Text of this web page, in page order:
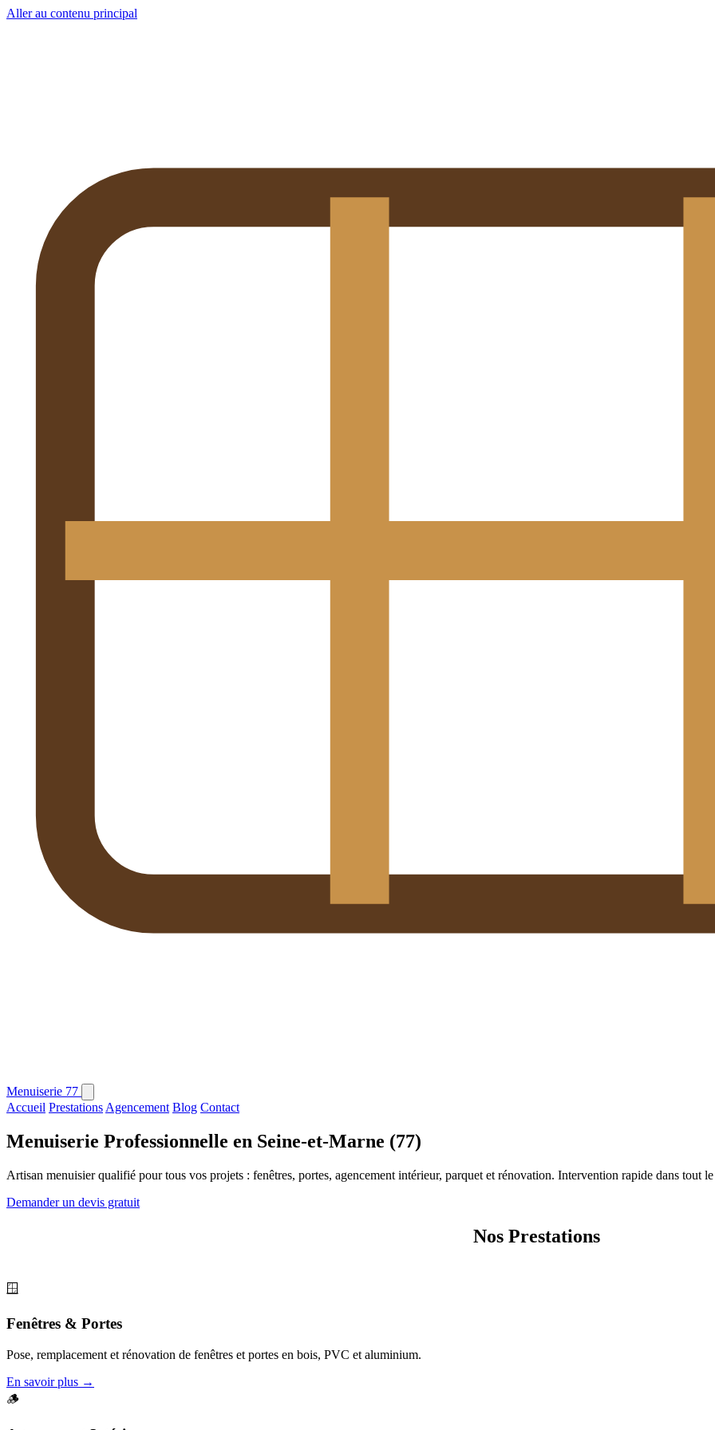
Aller au contenu principal
Menuiserie 77
Accueil Prestations Agencement Blog Contact
Menuiserie Professionnelle en Seine-et-Marne (77)
Artisan menuisier qualifié pour tous vos projets : fenêtres, portes, agencement intérieur, parquet et rénovation. Intervention rapide dans tout
Demander un devis gratuit
Nos Prestations
🪟
Fenêtres & Portes
Pose, remplacement et rénovation de fenêtres et portes en bois, PVC et aluminium.
En savoir plus →
🪵